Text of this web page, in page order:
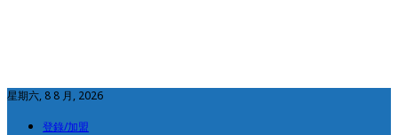
星期六, 8 8 月, 2026
登錄/加盟